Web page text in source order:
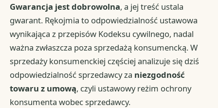
Gwarancja jest dobrowolna, a jej treść ustala
gwarant. Rękojmia to odpowiedzialność ustawowa
wynikająca z przepisów Kodeksu cywilnego, nadal
ważna zwłaszcza poza sprzedażą konsumencką. W
sprzedaży konsumenckiej częściej analizuje się dziś
odpowiedzialność sprzedawcy za niezgodność
towaru z umową, czyli ustawowy reżim ochrony
konsumenta wobec sprzedawcy.